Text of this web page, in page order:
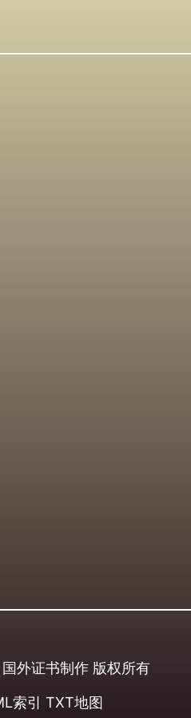
国外证书制作 版权所有
索引 TXT地图